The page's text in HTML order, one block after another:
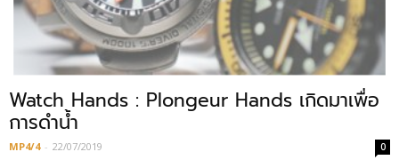
Watch Hands : Plongeur Hands เกิดมาเพื่อ
การดำน้ำ
MP4/4 - 22/07/2019 0